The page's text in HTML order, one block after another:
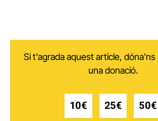
Si t'agrada aquest article,
una donació.
10€ 25€ 50€